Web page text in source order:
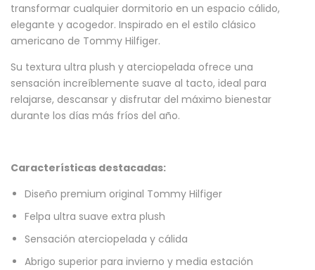
transformar cualquier dormitorio en un espacio cálido,
elegante y acogedor. Inspirado en el estilo clásico
americano de Tommy Hilfiger.
Su textura ultra plush y aterciopelada ofrece una
sensación increíblemente suave al tacto, ideal para
relajarse, descansar y disfrutar del máximo bienestar
durante los días más fríos del año.
Características destacadas:
Diseño premium original Tommy Hilfiger
Felpa ultra suave extra plush
Sensación aterciopelada y cálida
Abrigo superior para invierno y media estación